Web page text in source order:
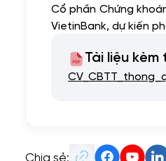
Cổ phần Chứng
VietinBank, dự kiến
Tài liệu kèm
Chia sẻ: